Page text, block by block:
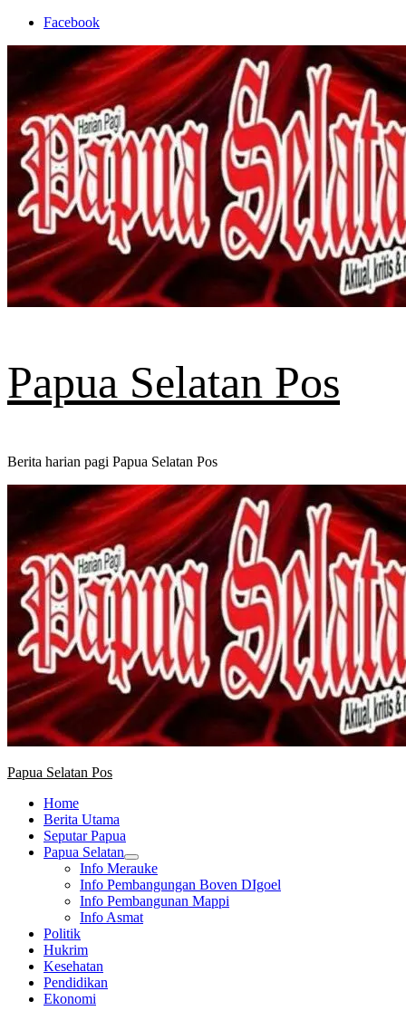
Skip
content
Facebook
Papua Selatan Pos
Berita harian pagi Papua Selatan Pos
Primary
Papua Selatan Pos
Home
Berita Utama
Seputar Papua
Papua Selatan
Info Merauke
Info Pembangungan Boven DIgoel
Info Pembangunan Mappi
Info Asmat
Politik
Hukrim
Kesehatan
Pendidikan
Ekonomi